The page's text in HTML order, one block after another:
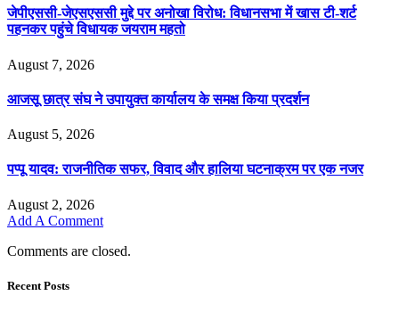
जेपीएससी-जेएसएससी मुद्दे पर अनोखा विरोध: विधानसभा में खास टी-शर्ट
पहनकर पहुंचे विधायक जयराम महतो
August 7, 2026
आजसू छात्र संघ ने उपायुक्त कार्यालय के समक्ष किया प्रदर्शन
August 5, 2026
पप्पू यादव: राजनीतिक सफर, विवाद और हालिया घटनाक्रम पर एक नजर
August 2, 2026
Add A Comment
Comments are closed.
Recent Posts